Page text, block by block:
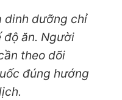
dinh dưỡng chỉ
độ ăn. Người
theo dõi
đúng hướng